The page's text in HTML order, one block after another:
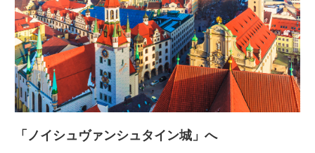
「ノイシュヴァンシュタイン城」へ